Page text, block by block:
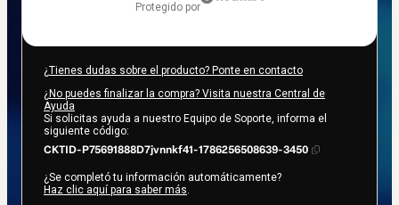
protegido por
¿Tienes dudas sobre el producto? Ponte en contacto
¿No puedes finalizar la compra? Visita nuestra Central de
Ayuda
Si solicitas ayuda a nuestro Equipo de Soporte, informa el
siguiente código:
CKTID-P75691888D7jvnnkf41-1786256508639-3450
¿Se completó tu información automáticamente?
Haz clic aquí para saber más